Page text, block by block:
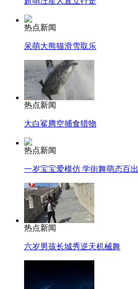
热点新闻
呆萌大熊猫滑雪取乐
热点新闻
大白鲨腾空捕食猎物
热点新闻
一岁宝宝爱模仿 学街舞萌态百出
热点新闻
六岁男孩长城秀逆天机械舞